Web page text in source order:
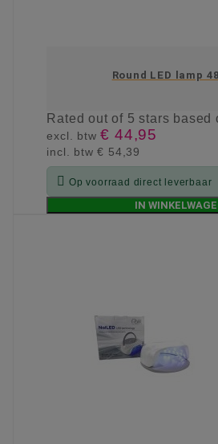
Round LED lamp
Ratedout of 5 stars based
excl. btw€ 44,95
incl. btw€ 54,39
 Op voorraad direct leverbaar
IN